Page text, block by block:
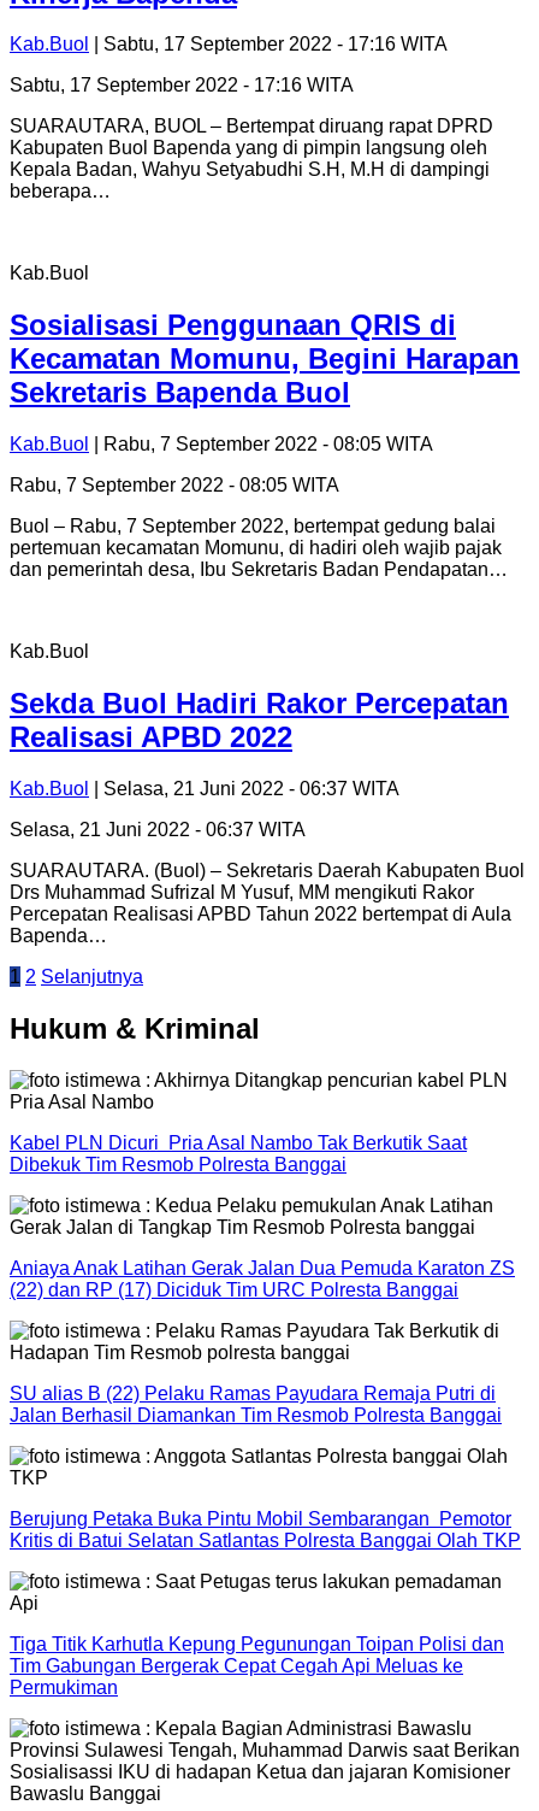
Kab.Buol
| Sabtu, 17 September 2022 - 17:16 WITA
Sabtu, 17 September 2022 - 17:16 WITA
SUARAUTARA, BUOL – Bertempat diruang rapat DPRD
Kabupaten Buol Bapenda yang di pimpin langsung oleh
Kepala Badan, Wahyu Setyabudhi S.H, M.H di dampingi
beberapa…
Kab.Buol
Sosialisasi Penggunaan QRIS di
Kecamatan Momunu, Begini Harapan
Sekretaris Bapenda Buol
Kab.Buol
| Rabu, 7 September 2022 - 08:05 WITA
Rabu, 7 September 2022 - 08:05 WITA
Buol – Rabu, 7 September 2022, bertempat gedung balai
pertemuan kecamatan Momunu, di hadiri oleh wajib pajak
dan pemerintah desa, Ibu Sekretaris Badan Pendapatan…
Kab.Buol
Sekda Buol Hadiri Rakor Percepatan
Realisasi APBD 2022
Kab.Buol
| Selasa, 21 Juni 2022 - 06:37 WITA
Selasa, 21 Juni 2022 - 06:37 WITA
SUARAUTARA. (Buol) – Sekretaris Daerah Kabupaten Buol
Drs Muhammad Sufrizal M Yusuf, MM mengikuti Rakor
Percepatan Realisasi APBD Tahun 2022 bertempat di Aula
Bapenda…
Paginasi
pos
1 2 Selanjutnya
Hukum & Kriminal
Kabel PLN Dicuri Pria Asal Nambo Tak Berkutik Saat
Dibekuk Tim Resmob Polresta Banggai
Aniaya Anak Latihan Gerak Jalan Dua Pemuda Karaton ZS
(22) dan RP (17) Diciduk Tim URC Polresta Banggai
SU alias B (22) Pelaku Ramas Payudara Remaja Putri di
Jalan Berhasil Diamankan Tim Resmob Polresta Banggai
Berujung Petaka Buka Pintu Mobil Sembarangan Pemotor
Kritis di Batui Selatan Satlantas Polresta Banggai Olah TKP
Tiga Titik Karhutla Kepung Pegunungan Toipan Polisi dan
Tim Gabungan Bergerak Cepat Cegah Api Meluas ke
Permukiman